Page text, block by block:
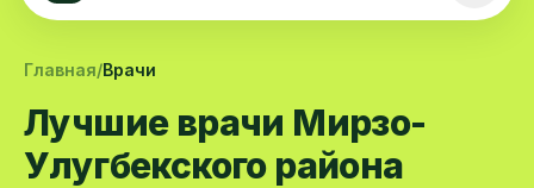
Главная/Врачи
Лучшие врачи Мирзо-
Улугбекского района